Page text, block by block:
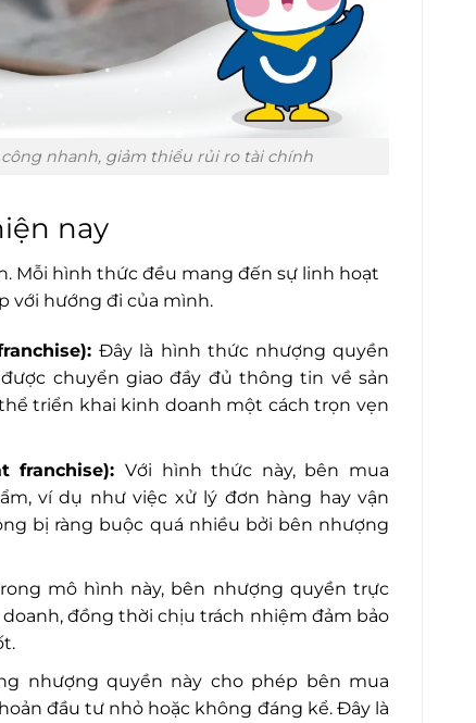
nhanh, giảm thiểu rủi ro tài chính
nay
Mỗi hình thức đều mang đến sự linh hoạt
với hướng đi của mình.
Đây là hình thức nhượng quyền
chuyển giao đầy đủ thông tin về sản
triển khai kinh doanh một cách trọn vẹn
franchise):Với hình thức này, bên mua
ví dụ như việc xử lý đơn hàng hay vận
bị ràng buộc quá nhiều bởi bên nhượng
mô hình này, bên nhượng quyền trực
đồng thời chịu trách nhiệm đảm bảo
nhượng quyền này cho phép bên mua
đầu tư nhỏ hoặc không đáng kể. Đây là